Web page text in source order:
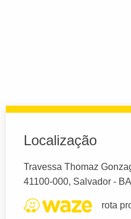
Localização
Travessa Thomaz
41100-000, Salvador - BA
rota